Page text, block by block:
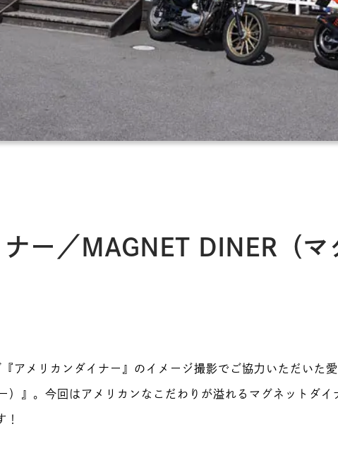
ー／MAGNET DINER（マ
メリカンダイナー』のイメージ撮影でご協力いただいた愛
）』。今回はアメリカンなこだわりが溢れるマグネットダ